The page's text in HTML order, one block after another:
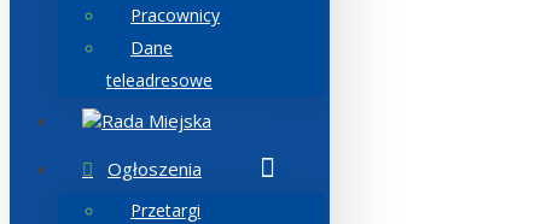
Pracownicy
Dane
teleadresowe
Rada Miejska
Ogłoszenia
Przetargi